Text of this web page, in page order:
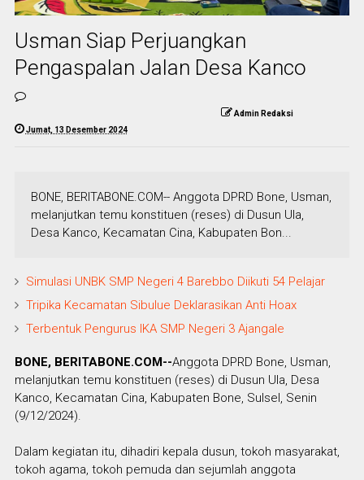
Usman Siap Perjuangkan
Pengaspalan Jalan Desa Kanco
Admin Redaksi
Jumat, 13 Desember 2024
BONE, BERITABONE.COM-- Anggota DPRD Bone, Usman,
melanjutkan temu konstituen (reses) di Dusun Ula,
Desa Kanco, Kecamatan Cina, Kabupaten Bon...
Simulasi UNBK SMP Negeri 4 Barebbo Diikuti 54 Pelajar
Tripika Kecamatan Sibulue Deklarasikan Anti Hoax
Terbentuk Pengurus IKA SMP Negeri 3 Ajangale
BONE, BERITABONE.COM--Anggota DPRD Bone, Usman,
melanjutkan temu konstituen (reses) di Dusun Ula, Desa
Kanco, Kecamatan Cina, Kabupaten Bone, Sulsel, Senin
(9/12/2024).
Dalam kegiatan itu, dihadiri kepala dusun, tokoh masyarakat,
tokoh agama, tokoh pemuda dan sejumlah anggota